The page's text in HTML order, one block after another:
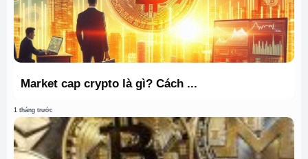
Market cap crypto là gì? Cách ...
1 tháng trước